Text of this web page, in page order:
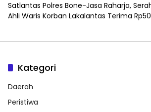
Satlantas Polres Bone-Jasa Raharja,
Ahli Waris Korban Lakalantas Terima
Kategori
Daerah
Peristiwa